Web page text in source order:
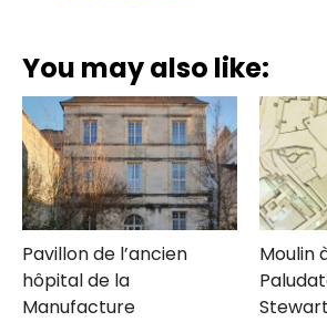
la-
Place
:
l’église
oubliée
de
la
Place
Pey-
You may also like:
Pavillon de l’ancien
hôpital de la
Manufacture
Moulin